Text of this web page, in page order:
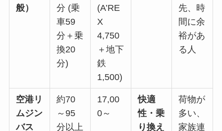
般）
分 (乗
車59
分＋乗
換20
分)
(A’RE
X
4,750
＋地下
鉄
1,500)
先、時
間に余
裕があ
る人
空港リ
ムジン
バス
約70
～95
分以上
17,00
0～
快適
性・乗
り換え
荷物が
多い、
家族連